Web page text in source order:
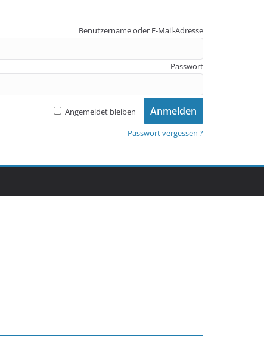
Benutzername oder E-Mail-Adresse
Passwort
Angemeldet bleiben
Passwort vergessen ?